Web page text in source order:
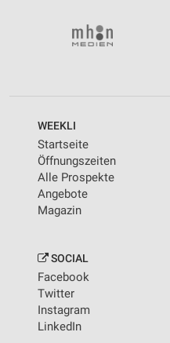
WEEKLI
Startseite
Öffnungszeiten
Alle Prospekte
Angebote
Magazin
SOCIAL
Facebook
Twitter
Instagram
LinkedIn